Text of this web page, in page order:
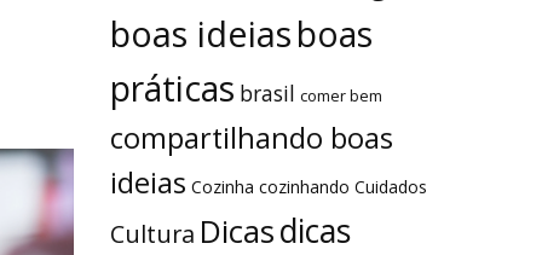
boas ideiasboas
práticas brasil comer bem
compartilhando boas
ideias Cozinha cozinhando Cuidados
Cultura Dicasdicas